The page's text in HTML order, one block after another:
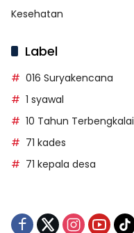
Kesehatan
Label
016 Suryakencana
1 syawal
10 Tahun Terbengkalai
71 kades
71 kepala desa